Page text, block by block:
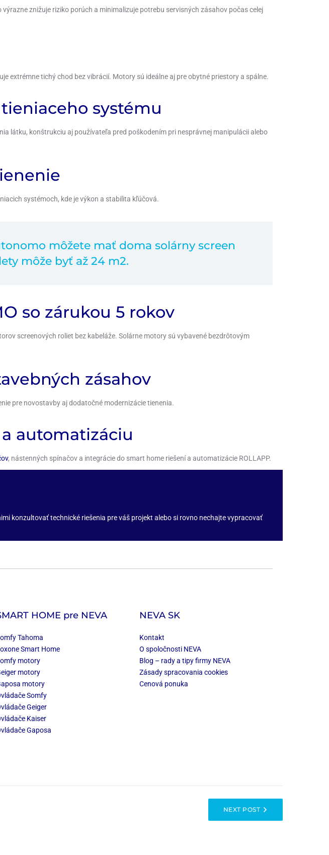
znižuje riziko porúch a minimalizuje potrebu servisných zásahov počas celej
extrémne tichý chod bez vibrácií. Motory sú ideálne aj pre obytné priestory a spálne.
systému
látku, konštrukciu aj používateľa pred poškodením pri nesprávnej manipulácii alebo
systémoch, kde je výkon a stabilita kľúčová.
môžete mať doma solárny screen
môže byť až 24 m2.
so zárukou 5 rokov
screenových roliet bez kabeláže. Solárne motory sú vybavené bezdrôtovým
zásahov
pre novostavby aj dodatočné modernizácie tienenia.
automatizáciu
, nástenných spínačov a integrácie do smart home riešení a automatizácie ROLLAPP.
konzultovať technické riešenia pre váš projekt alebo si rovno nechajte vypracovať
HOME pre NEVA
Tahoma
Smart Home
motory
motory
motory
Somfy
Geiger
Kaiser
Gaposa
NEVA SK
Kontakt
O spoločnosti NEVA
Blog – rady a tipy firmy NEVA
Zásady spracovania cookies
Cenová ponuka
NEXT POST